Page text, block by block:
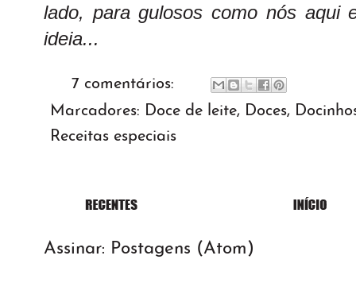
lado, para gulosos como nós aqui
ideia...
7 comentários:
Marcadores: Doce de leite, Doces,
Receitas especiais
Assinar: Postagens (Atom)